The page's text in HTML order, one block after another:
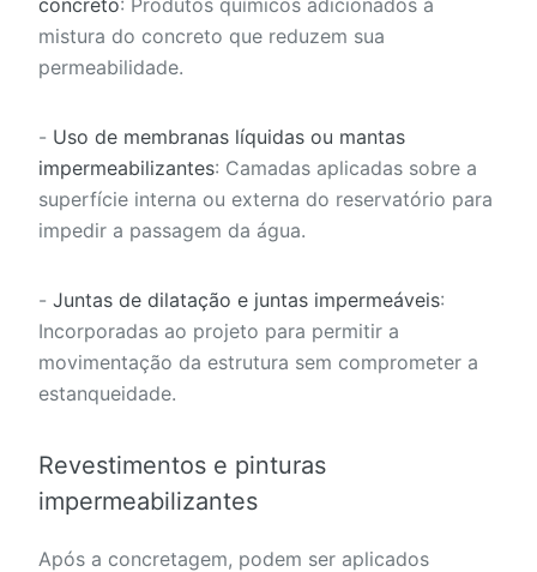
concreto: Produtos químicos adicionados à
mistura do concreto que reduzem sua
permeabilidade.
- Uso de membranas líquidas ou mantas
impermeabilizantes: Camadas aplicadas sobre a
superfície interna ou externa do reservatório para
impedir a passagem da água.
- Juntas de dilatação e juntas impermeáveis:
Incorporadas ao projeto para permitir a
movimentação da estrutura sem comprometer a
estanqueidade.
Revestimentos e pinturas
impermeabilizantes
Após a concretagem, podem ser aplicados